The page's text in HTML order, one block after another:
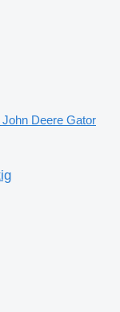
Deere Gator